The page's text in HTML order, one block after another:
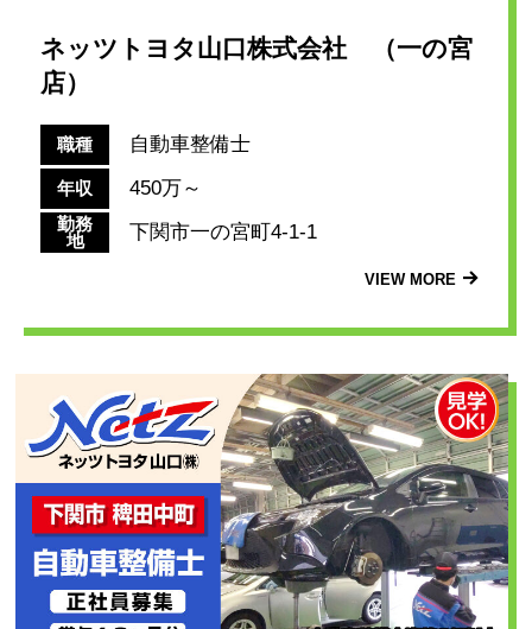
ネッツトヨタ山口株式会社 （一の宮
店）
職種 自動車整備士
年収 450万～
勤務
地
下関市一の宮町4-1-1
VIEW MORE